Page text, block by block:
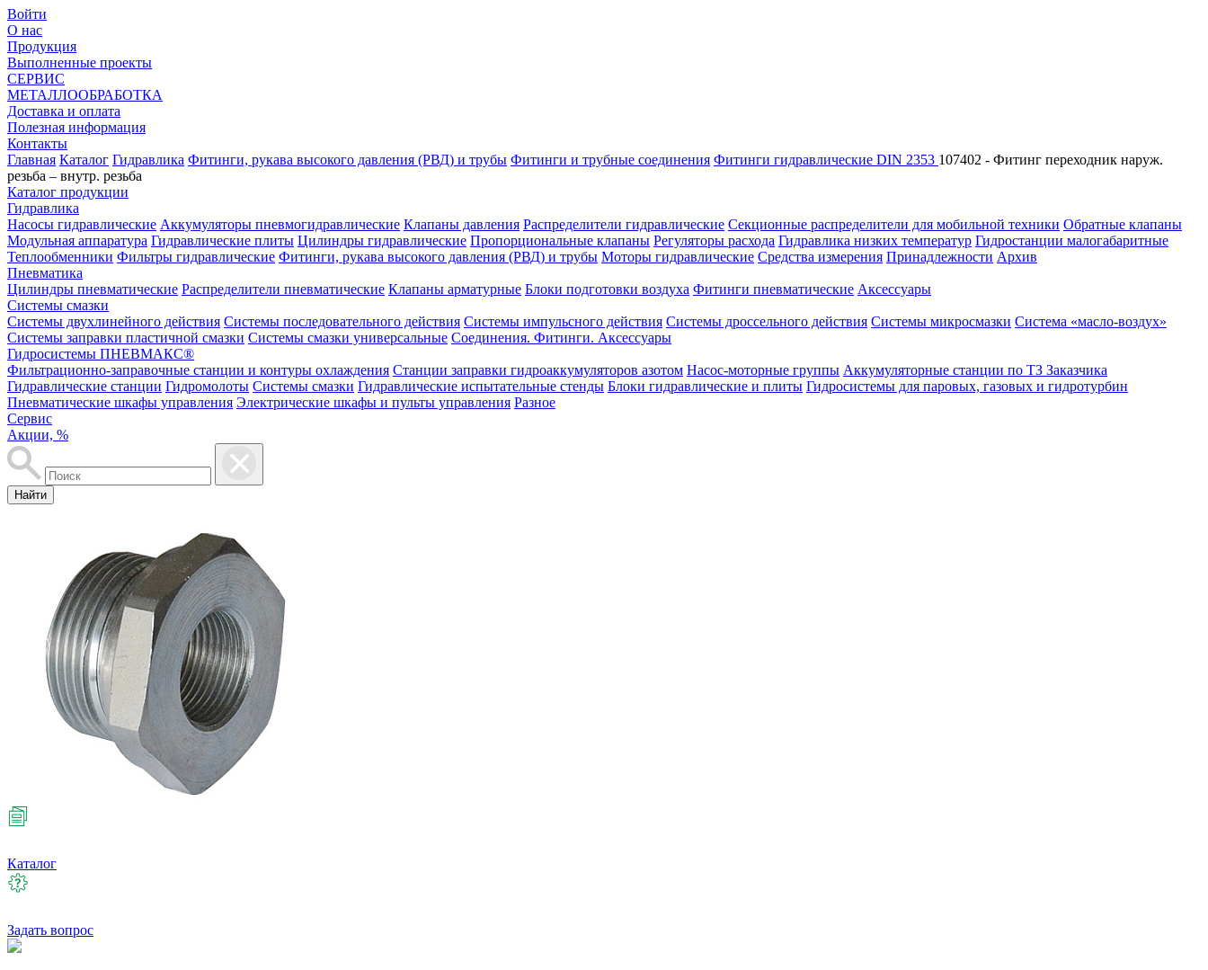
Войти
О нас
Продукция
Выполненные проекты
СЕРВИС
МЕТАЛЛООБРАБОТКА
Доставка и оплата
Полезная информация
Контакты
Главная Каталог Гидравлика Фитинги, рукава высокого давления (РВД) и трубы Фитинги и трубные соединения Фитинги гидравлические DIN 2353 107402 - Фитинг переходник наруж.
резьба – внутр. резьба
Каталог продукции
Гидравлика
Насосы гидравлические Аккумуляторы пневмогидравлические Клапаны давления Распределители гидравлические Секционные распределители для мобильной техники Обратные клапаны
Модульная аппаратура Гидравлические плиты Цилиндры гидравлические Пропорциональные клапаны Регуляторы расхода Гидравлика низких температур Гидростанции малогабаритные
Теплообменники Фильтры гидравлические Фитинги, рукава высокого давления (РВД) и трубы Моторы гидравлические Средства измерения Принадлежности Архив
Пневматика
Цилиндры пневматические Распределители пневматические Клапаны арматурные Блоки подготовки воздуха Фитинги пневматические Аксессуары
Системы смазки
Системы двухлинейного действия Системы последовательного действия Системы импульсного действия Системы дроссельного действия Системы микросмазки Система «масло-воздух»
Системы заправки пластичной смазки Системы смазки универсальные Соединения. Фитинги. Аксессуары
Гидросистемы ПНЕВМАКС®
Фильтрационно-заправочные станции и контуры охлаждения Станции заправки гидроаккумуляторов азотом Насос-моторные группы Аккумуляторные станции по ТЗ Заказчика
Гидравлические станции Гидромолоты Системы смазки Гидравлические испытательные стенды Блоки гидравлические и плиты Гидросистемы для паровых, газовых и гидротурбин
Пневматические шкафы управления Электрические шкафы и пульты управления Разное
Сервис
Акции, %
Найти
Каталог
Задать вопрос